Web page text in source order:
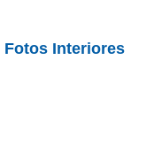
Fotos Interiores